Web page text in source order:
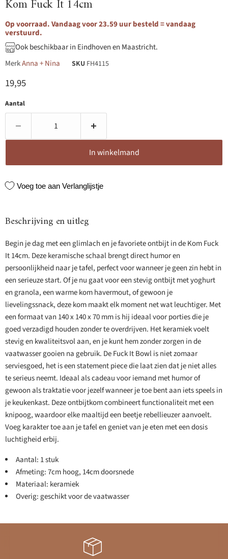
Kom Fuck It 14cm
Op voorraad. Vandaag voor 23.59 uur besteld = vandaag
verstuurd.
Ook beschikbaar in Eindhoven en Maastricht.
MerkAnna + Nina SKU FH4115
Huidige prijs
19,95
Aantal
In winkelmand
Voeg toe aan Verlanglijstje
Beschrijving en uitleg
Begin je dag met een glimlach en je favoriete ontbijt in de Kom Fuck
It 14cm. Deze keramische schaal brengt direct humor en
persoonlijkheid naar je tafel, perfect voor wanneer je geen zin hebt in
een serieuze start. Of je nu gaat voor een stevig ontbijt met yoghurt
en granola, een warme kom havermout, of gewoon je
lievelingssnack, deze kom maakt elk moment net wat leuchtiger. Met
een formaat van 140 x 140 x 70 mm is hij ideaal voor porties die je
goed verzadigd houden zonder te overdrijven. Het keramiek voelt
stevig en kwaliteitsvol aan, en je kunt hem zonder zorgen in de
vaatwasser gooien na gebruik. De Fuck It Bowl is niet zomaar
serviesgoed, het is een statement piece die laat zien dat je niet alles
te serieus neemt. Ideaal als cadeau voor iemand met humor of
gewoon als traktatie voor jezelf wanneer je toe bent aan iets speels in
je keukenkast. Deze ontbijtkom combineert functionaliteit met een
knipoog, waardoor elke maaltijd een beetje rebellieuzer aanvoelt.
Voeg karakter toe aan je tafel en geniet van je eten met een dosis
luchtigheid erbij.
Aantal: 1 stuk
Afmeting: 7cm hoog, 14cm doorsnede
Materiaal: keramiek
Overig: geschikt voor de vaatwasser